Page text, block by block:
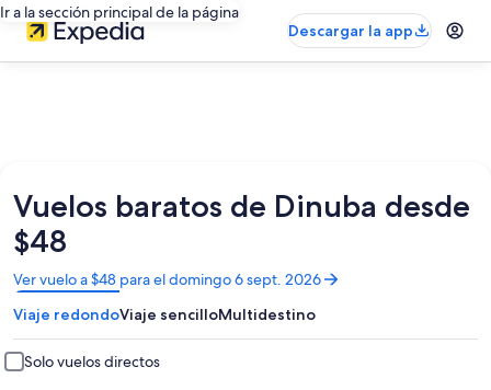
Ir a la sección principal de la página
Descargar la app
Vuelos baratos de Dinuba desde
$48
Ver vuelo a $48 para el domingo 6 sept. 2026
Se
abrirá
en
una
nueva
ventana
Viaje redondoViaje sencilloMultidestino
Solo vuelos directos